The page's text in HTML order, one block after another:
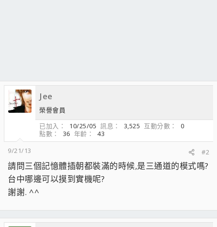
Jee
榮譽會員
已加入
10/25/05 訊息 3,525 互動分數
0
點數
36 年齡
43
9/21/13
#2
請問三個記憶體插朝都裝滿的時候,是三通道的模式嗎?
台中哪邊可以摸到實機呢?
謝謝. ^^